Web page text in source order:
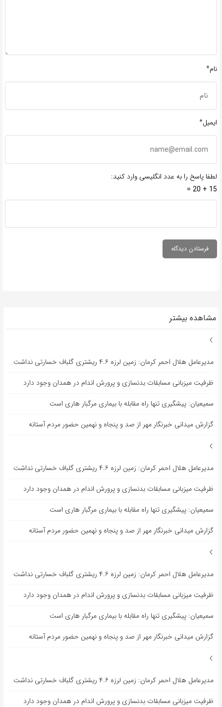
نام*
ایمیل*
لطفا پاسخ را به عدد انگلیسی وارد کنید:
15 + 20 =
مشاهده بیشتر
مدیرعامل هلال احمر کرمان: زمین لرزه ۴.۶ ریشتری گلباف خسارتی نداشت
ظرفیت میزبانی مسابقات بدنسازی و پرورش اندام در همدان وجود دارد
سمیعیان: پیشگیری تنها راه مقابله با بیماری مرگبار هاری است
گزارش میدانی خبرنگار مهر از صد و پنجاه و نهمین حضور مردم آستانه
مدیرعامل هلال احمر کرمان: زمین لرزه ۴.۶ ریشتری گلباف خسارتی نداشت
ظرفیت میزبانی مسابقات بدنسازی و پرورش اندام در همدان وجود دارد
سمیعیان: پیشگیری تنها راه مقابله با بیماری مرگبار هاری است
گزارش میدانی خبرنگار مهر از صد و پنجاه و نهمین حضور مردم آستانه
مدیرعامل هلال احمر کرمان: زمین لرزه ۴.۶ ریشتری گلباف خسارتی نداشت
ظرفیت میزبانی مسابقات بدنسازی و پرورش اندام در همدان وجود دارد
سمیعیان: پیشگیری تنها راه مقابله با بیماری مرگبار هاری است
گزارش میدانی خبرنگار مهر از صد و پنجاه و نهمین حضور مردم آستانه
مدیرعامل هلال احمر کرمان: زمین لرزه ۴.۶ ریشتری گلباف خسارتی نداشت
ظرفیت میزبانی مسابقات بدنسازی و پرورش اندام در همدان وجود دارد